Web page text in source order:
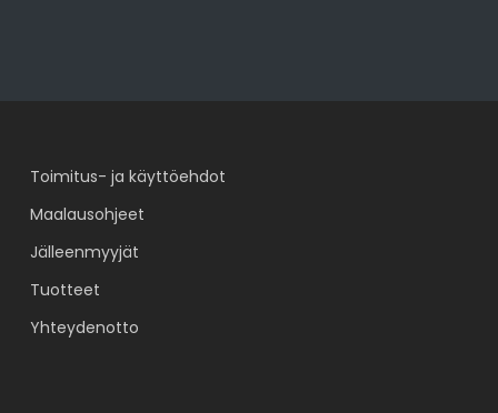
Toimitus- ja käyttöehdot
Maalausohjeet
Jälleenmyyjät
Tuotteet
Yhteydenotto